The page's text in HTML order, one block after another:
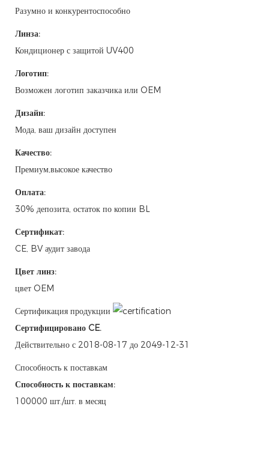
Разумно и конкурентоспособно
Линза:
Кондиционер с защитой UV400
Логотип:
Возможен логотип заказчика или OEM
Дизайн:
Мода, ваш дизайн доступен
Качество:
Премиум,высокое качество
Оплата:
30% депозита, остаток по копии BL
Сертификат:
CE, BV аудит завода
Цвет линз:
цвет OEM
Сертификация продукции
Сертифицировано CE.
Действительно с 2018-08-17 до 2049-12-31
Способность к поставкам
Способность к поставкам:
100000 шт./шт. в месяц